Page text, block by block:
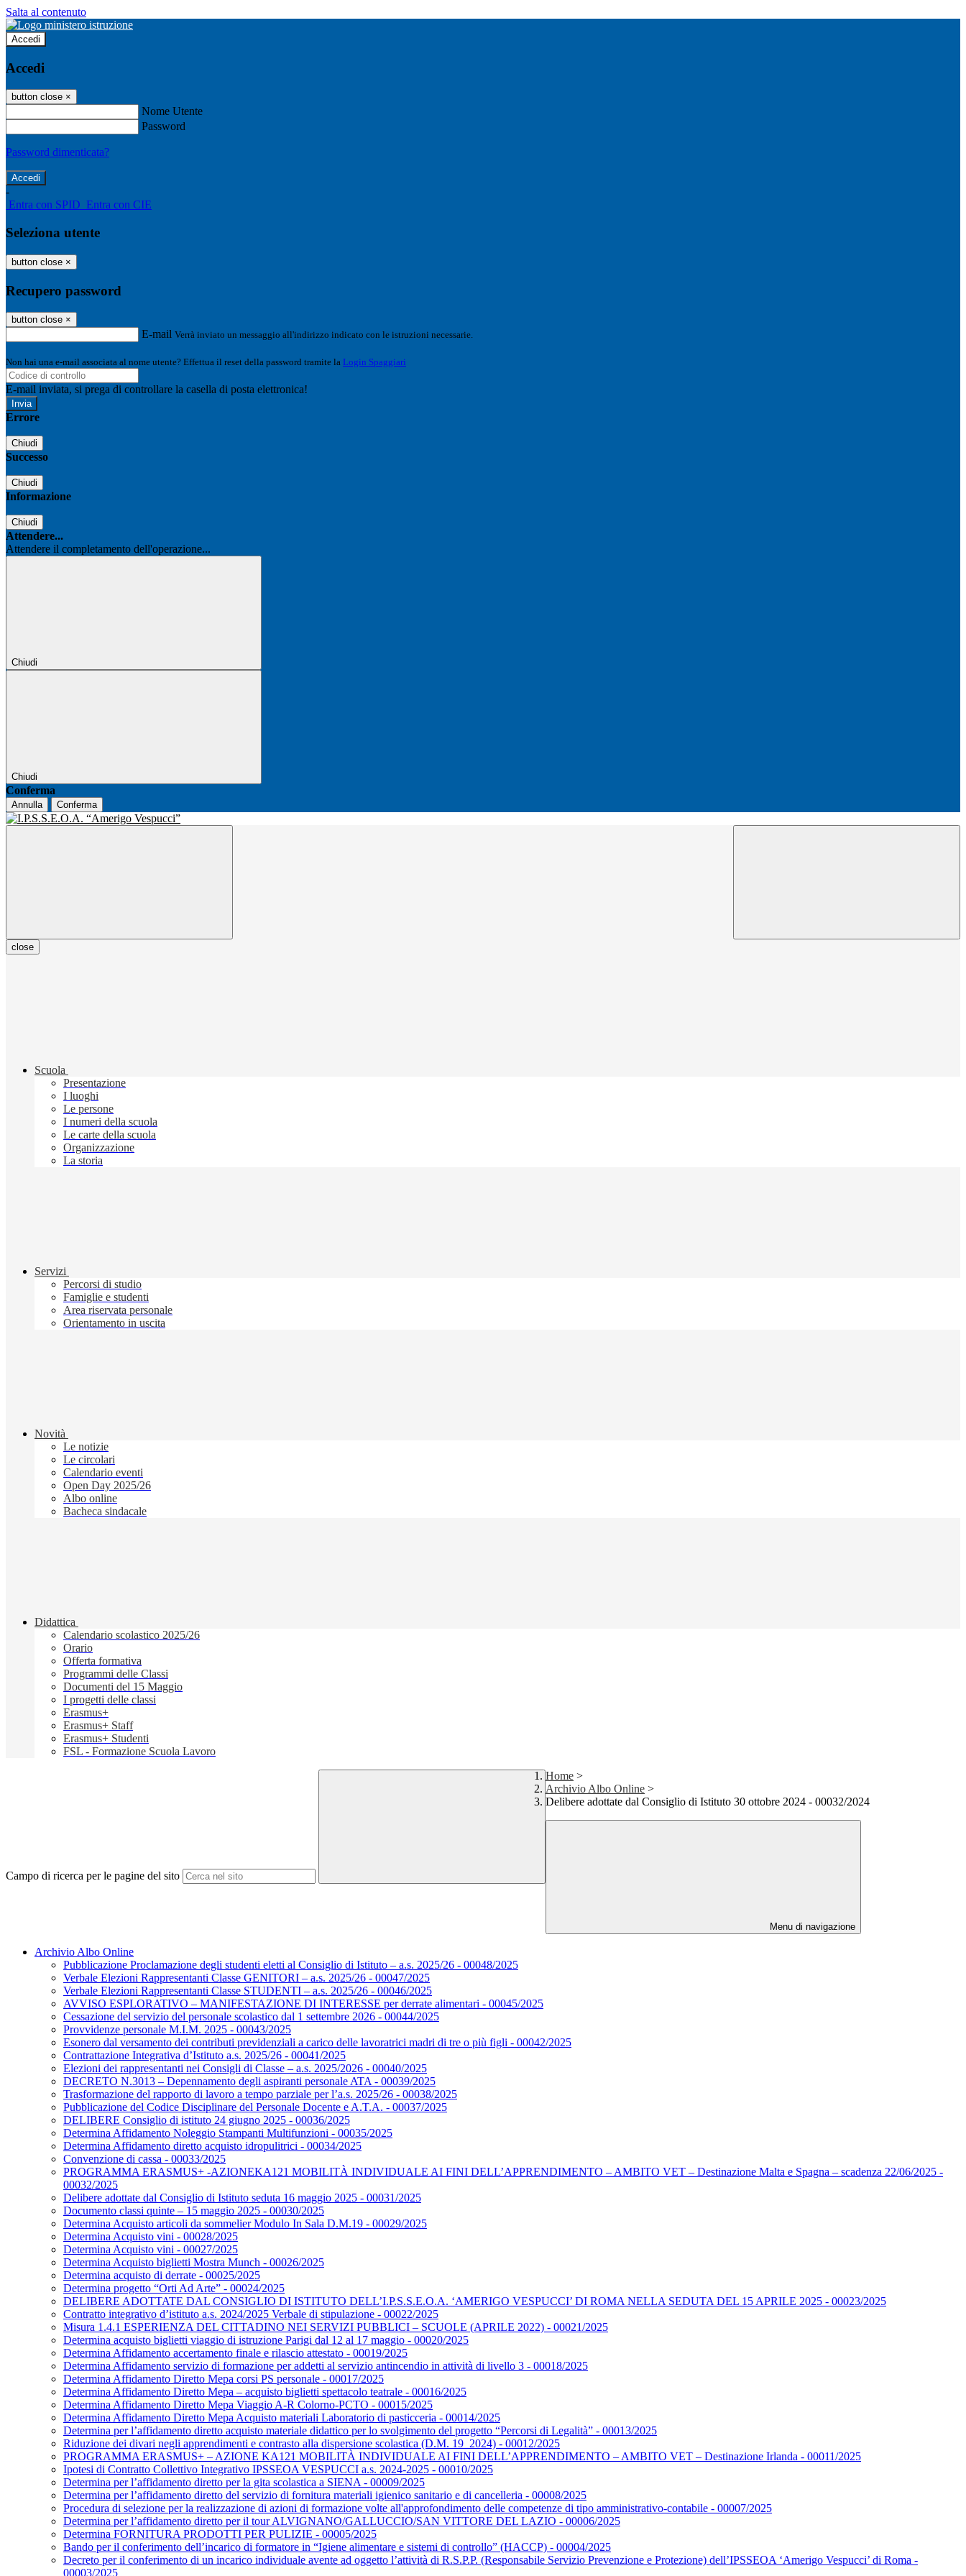
Salta al contenuto
Accedi
Accedi
button close ×
Nome Utente
Password
Password dimenticata?
-
Entra con SPID Entra con CIE
Seleziona utente
button close ×
Recupero password
button close ×
E-mail Verrà inviato un messaggio all'indirizzo indicato con le istruzioni necessarie.
Non hai una e-mail associata al nome utente? Effettua il reset della password tramite la Login Spaggiari
E-mail inviata, si prega di controllare la casella di posta elettronica!
Errore
Chiudi
Successo
Chiudi
Informazione
Chiudi
Attendere...
Attendere il completamento dell'operazione...
Chiudi
Chiudi
Conferma
Annulla Conferma
close
Scuola
Presentazione
I luoghi
Le persone
I numeri della scuola
Le carte della scuola
Organizzazione
La storia
Servizi
Percorsi di studio
Famiglie e studenti
Area riservata personale
Orientamento in uscita
Novità
Le notizie
Le circolari
Calendario eventi
Open Day 2025/26
Albo online
Bacheca sindacale
Didattica
Calendario scolastico 2025/26
Orario
Offerta formativa
Programmi delle Classi
Documenti del 15 Maggio
I progetti delle classi
Erasmus+
Erasmus+ Staff
Erasmus+ Studenti
FSL - Formazione Scuola Lavoro
Campo di ricerca per le pagine del sito
Home >
Archivio Albo Online >
Delibere adottate dal Consiglio di Istituto 30 ottobre 2024 - 00032/2024
Menu di navigazione
Archivio Albo Online
Pubblicazione Proclamazione degli studenti eletti al Consiglio di Istituto – a.s. 2025/26 - 00048/2025
Verbale Elezioni Rappresentanti Classe GENITORI – a.s. 2025/26 - 00047/2025
Verbale Elezioni Rappresentanti Classe STUDENTI – a.s. 2025/26 - 00046/2025
AVVISO ESPLORATIVO – MANIFESTAZIONE DI INTERESSE per derrate alimentari - 00045/2025
Cessazione del servizio del personale scolastico dal 1 settembre 2026 - 00044/2025
Provvidenze personale M.I.M. 2025 - 00043/2025
Esonero dal versamento dei contributi previdenziali a carico delle lavoratrici madri di tre o più figli - 00042/2025
Contrattazione Integrativa d’Istituto a.s. 2025/26 - 00041/2025
Elezioni dei rappresentanti nei Consigli di Classe – a.s. 2025/2026 - 00040/2025
DECRETO N.3013 – Depennamento degli aspiranti personale ATA - 00039/2025
Trasformazione del rapporto di lavoro a tempo parziale per l’a.s. 2025/26 - 00038/2025
Pubblicazione del Codice Disciplinare del Personale Docente e A.T.A. - 00037/2025
DELIBERE Consiglio di istituto 24 giugno 2025 - 00036/2025
Determina Affidamento Noleggio Stampanti Multifunzioni - 00035/2025
Determina Affidamento diretto acquisto idropulitrici - 00034/2025
Convenzione di cassa - 00033/2025
PROGRAMMA ERASMUS+ -AZIONEKA121 MOBILITÀ INDIVIDUALE AI FINI DELL’APPRENDIMENTO – AMBITO VET – Destinazione Malta e Spagna – scadenza 22/06/2025 -
00032/2025
Delibere adottate dal Consiglio di Istituto seduta 16 maggio 2025 - 00031/2025
Documento classi quinte – 15 maggio 2025 - 00030/2025
Determina Acquisto articoli da sommelier Modulo In Sala D.M.19 - 00029/2025
Determina Acquisto vini - 00028/2025
Determina Acquisto vini - 00027/2025
Determina Acquisto biglietti Mostra Munch - 00026/2025
Determina acquisto di derrate - 00025/2025
Determina progetto “Orti Ad Arte” - 00024/2025
DELIBERE ADOTTATE DAL CONSIGLIO DI ISTITUTO DELL’I.P.S.S.E.O.A. ‘AMERIGO VESPUCCI’ DI ROMA NELLA SEDUTA DEL 15 APRILE 2025 - 00023/2025
Contratto integrativo d’istituto a.s. 2024/2025 Verbale di stipulazione - 00022/2025
Misura 1.4.1 ESPERIENZA DEL CITTADINO NEI SERVIZI PUBBLICI – SCUOLE (APRILE 2022) - 00021/2025
Determina acquisto biglietti viaggio di istruzione Parigi dal 12 al 17 maggio - 00020/2025
Determina Affidamento accertamento finale e rilascio attestato - 00019/2025
Determina Affidamento servizio di formazione per addetti al servizio antincendio in attività di livello 3 - 00018/2025
Determina Affidamento Diretto Mepa corsi PS personale - 00017/2025
Determina Affidamento Diretto Mepa – acquisto biglietti spettacolo teatrale - 00016/2025
Determina Affidamento Diretto Mepa Viaggio A-R Colorno-PCTO - 00015/2025
Determina Affidamento Diretto Mepa Acquisto materiali Laboratorio di pasticceria - 00014/2025
Determina per l’affidamento diretto acquisto materiale didattico per lo svolgimento del progetto “Percorsi di Legalità” - 00013/2025
Riduzione dei divari negli apprendimenti e contrasto alla dispersione scolastica (D.M. 19_2024) - 00012/2025
PROGRAMMA ERASMUS+ – AZIONE KA121 MOBILITÀ INDIVIDUALE AI FINI DELL’APPRENDIMENTO – AMBITO VET – Destinazione Irlanda - 00011/2025
Ipotesi di Contratto Collettivo Integrativo IPSSEOA VESPUCCI a.s. 2024-2025 - 00010/2025
Determina per l’affidamento diretto per la gita scolastica a SIENA - 00009/2025
Determina per l’affidamento diretto del servizio di fornitura materiali igienico sanitario e di cancelleria - 00008/2025
Procedura di selezione per la realizzazione di azioni di formazione volte all'approfondimento delle competenze di tipo amministrativo-contabile - 00007/2025
Determina per l’affidamento diretto per il tour ALVIGNANO/GALLUCCIO/SAN VITTORE DEL LAZIO - 00006/2025
Determina FORNITURA PRODOTTI PER PULIZIE - 00005/2025
Bando per il conferimento dell’incarico di formatore in “Igiene alimentare e sistemi di controllo” (HACCP) - 00004/2025
Decreto per il conferimento di un incarico individuale avente ad oggetto l’attività di R.S.P.P. (Responsabile Servizio Prevenzione e Protezione) dell’IPSSEOA ‘Amerigo Vespucci’ di Roma -
00003/2025